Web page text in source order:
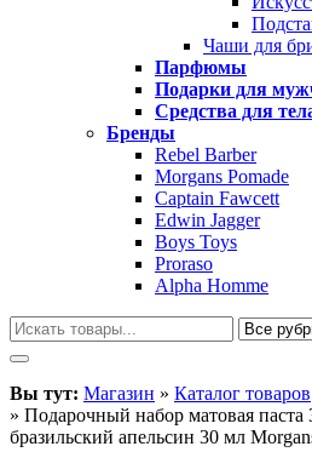
Чаши для
Парфюмы
Подарки для
Средства для
Бренды
Rebel Barber
Morgans Pomade
Captain Fawcett
Edwin Jagger
Boys Toys
Proraso
Alpha Homme
Вы тут: Магазин » Каталог товаров
» Подарочный набор матовая
бразильский апельсин 30 мл